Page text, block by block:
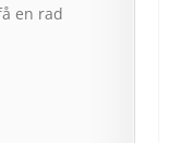
en rad